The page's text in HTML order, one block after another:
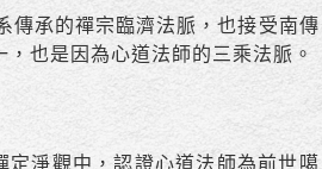
傳承的禪宗臨濟法脈，也接受南傳
也是因為心道法師的三乘法脈。
淨觀中，認證心道法師為前世噶